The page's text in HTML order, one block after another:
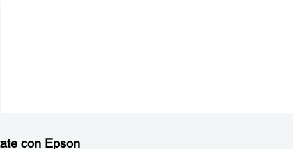
con Epson